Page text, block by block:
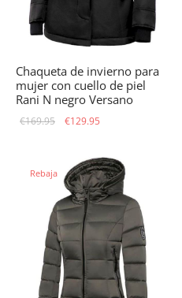
Chaqueta de invierno para
mujer con cuello de piel
Rani N negro Versano
€169.95
El precio
era:
€169.95.
€129.95
es:
€129.95.
Rebaja